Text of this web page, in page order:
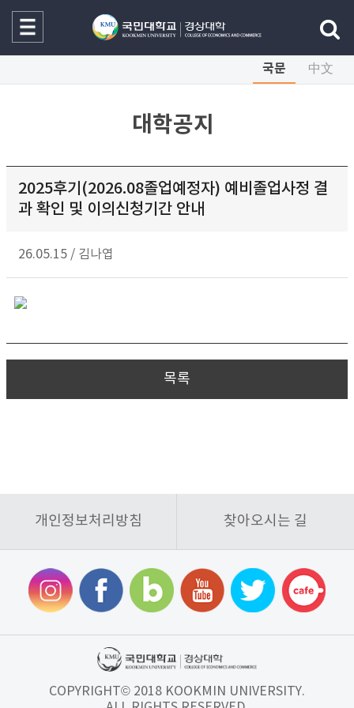
국문 中文
대학공지
2025후기(2026.08졸업예정자) 예비졸업사정 결
과 확인 및 이의신청기간 안내
26.05.15 / 김나엽
목록
개인정보처리방침 찾아오시는 길
COPYRIGHT© 2018 KOOKMIN UNIVERSITY.